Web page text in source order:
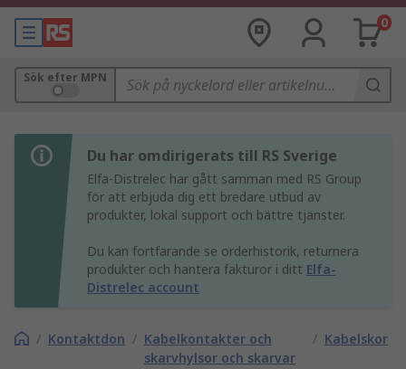
0
Sök efter MPN
Du har omdirigerats till RS Sverige
Elfa-Distrelec har gått samman med RS Group
för att erbjuda dig ett bredare utbud av
produkter, lokal support och bättre tjänster.
Du kan fortfarande se orderhistorik, returnera
produkter och hantera fakturor i ditt Elfa-
Distrelec account
/ Kontaktdon / Kabelkontakter och
skarvhylsor och skarvar
/ Kabelskor